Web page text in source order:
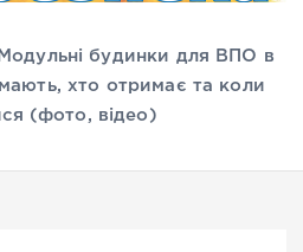
Модульні будинки для ВПО в
хто отримає та коли
(фото, відео)